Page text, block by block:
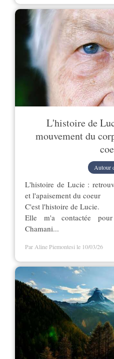
L'histoire de
mouvement du
Autour
L'histoire de Lucie :
et l'apaisement du coeur
C'est l'histoire de Lucie.
Elle m'a contactée
Chamani...
Par Aline Piemontesi le 10/03/26